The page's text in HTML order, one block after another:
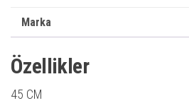
Marka
Özellikler
45 CM